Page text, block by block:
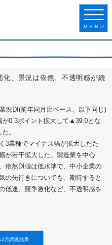
MENU
化、景況は依然、不透明感が続
況DI(前年同月比ベース、以下同じ)
0.3ポイント拡大して▲39.0とな
。
3業種でマイナス幅が拡大したた
が若干拡大した。製造業を中心
依然DI値は低水準で、中小企業の
の先行きについても、期待すると
低迷、競争激化など、不透明感を
月調査結果